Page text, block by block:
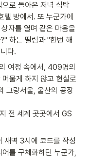
로 돌아온 저녁 식탁
텔 방에서. 또 누군가에
자를 열며 같은 마음을
하는 떨림과 "한번 해
다.
여정 속에서, 409명의
물게 하지 않고 현실로
그랑서울, 울산의 공장
전 세계 곳곳에서 GS
새벽 3시에 코드를 작성
를 구체화하던 누군가,